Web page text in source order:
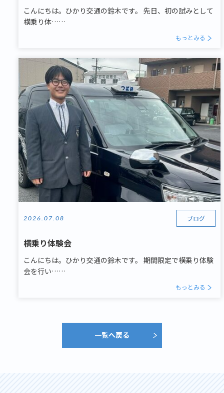
こんにちは。ひかり交通の鈴木です。 先日、初の試みとして
横乗り体……
もっとみる
2026.07.08 ブログ
横乗り体験会
こんにちは。ひかり交通の鈴木です。 期間限定で横乗り体験
会を行い……
もっとみる
一覧へ戻る